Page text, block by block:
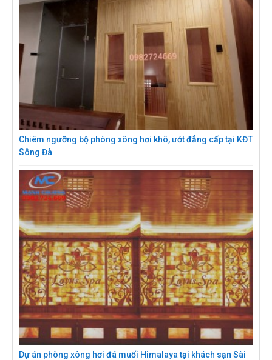
Chiêm ngưỡng bộ phòng xông hơi khô, ướt đẳng cấp tại KĐT
Sông Đà
Dự án phòng xông hơi đá muối Himalaya tại khách sạn Sài